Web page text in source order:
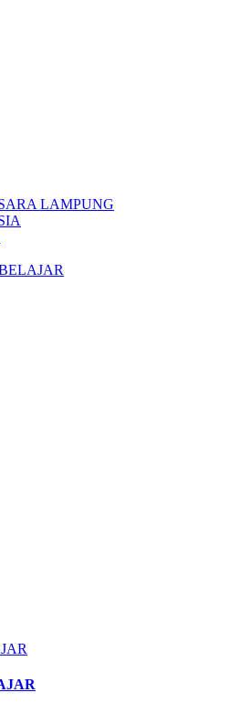
LAMPUNG